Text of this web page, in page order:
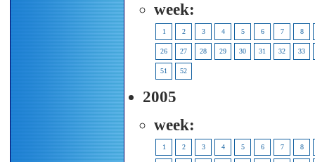
week:
1 2 3 4 5 6 7 8
26 27 28 29 30 31 32 33
51 52
2005
week:
1 2 3 4 5 6 7 8